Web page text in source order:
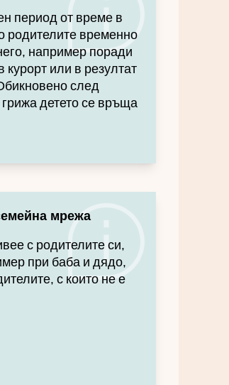
период от време в
родителите временно
например поради
или в резултат
след
детето се връща
мрежа
с родителите си,
при баба и дядо,
с които не е